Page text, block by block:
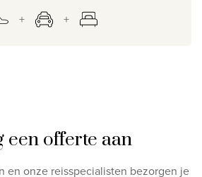
een offerte aan
en onze reisspecialisten bezorgen je